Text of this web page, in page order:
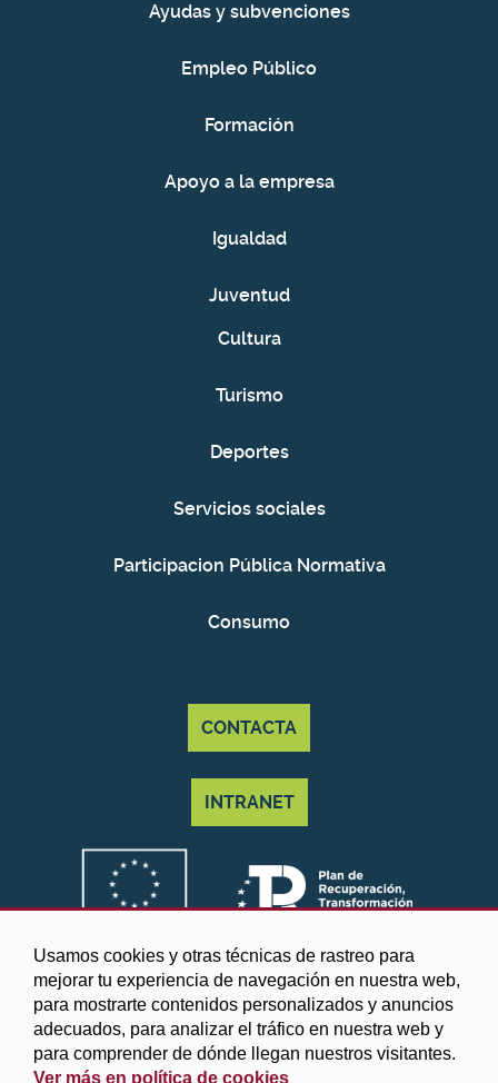
Usamos cookies y otras técnicas de rastreo para
mejorar tu experiencia de navegación en nuestra web,
para mostrarte contenidos personalizados y anuncios
adecuados, para analizar el tráfico en nuestra web y
para comprender de dónde llegan nuestros visitantes.
Ver más en política de cookies
Ayudas y subvenciones
Empleo Público
Formación
Apoyo a la empresa
Igualdad
Juventud
Cultura
Turismo
Deportes
Servicios sociales
Participacion Pública Normativa
Consumo
CONTACTA
INTRANET